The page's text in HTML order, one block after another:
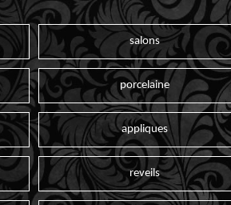
salons
porcelaine
appliques
reveils